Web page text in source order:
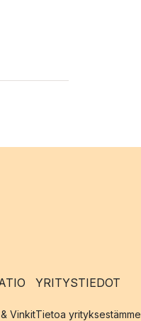
Vinkit
YRITYSTIEDOT
Tietoa yrityksestämme